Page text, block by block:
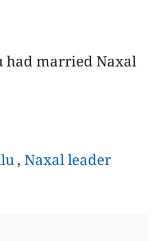
had married Naxal
,Naxal leader